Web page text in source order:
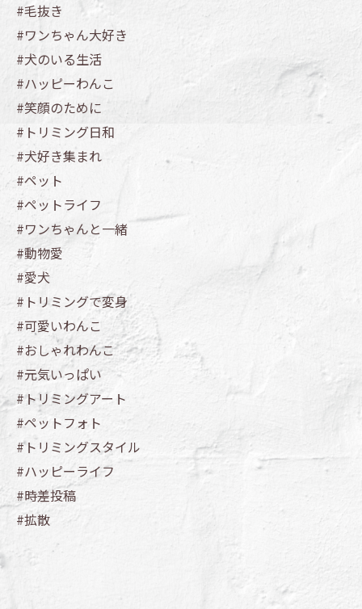
#毛抜き
#ワンちゃん大好き
#犬のいる生活
#ハッピーわんこ
#笑顔のために
#トリミング日和
#犬好き集まれ
#ペット
#ペットライフ
#ワンちゃんと一緒
#動物愛
#愛犬
#トリミングで変身
#可愛いわんこ
#おしゃれわんこ
#元気いっぱい
#トリミングアート
#ペットフォト
#トリミングスタイル
#ハッピーライフ
#時差投稿
#拡散